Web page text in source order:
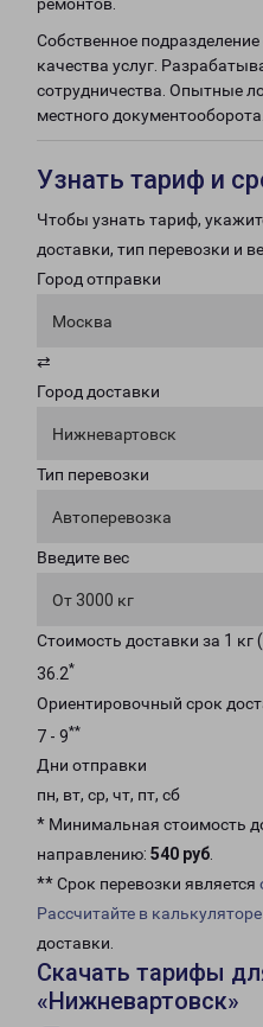
Собственное
качества услуг.
сотрудничества. Опытные
местного документооборота.
Узнать тариф и
Чтобы узнать тариф,
доставки, тип перевозки и
Город отправки
Москва
⇄
Город доставки
Нижневартовск
Тип перевозки
Автоперевозка
Введите вес
От 3000 кг
Стоимость доставки за 1
36.2*
Ориентировочный срок
7 - 9**
Дни отправки
пн, вт, ср, чт, пт, сб
* Минимальная стоимость
направлению: 540 руб.
** Срок перевозки является
Рассчитайте в калькуляторе
доставки.
Скачать тарифы
«Нижневартовск»